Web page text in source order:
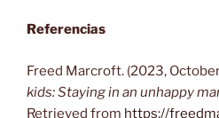
Referencias
Freed Marcroft. (2023,
kids: Staying in an unhappy
Retrieved from https://